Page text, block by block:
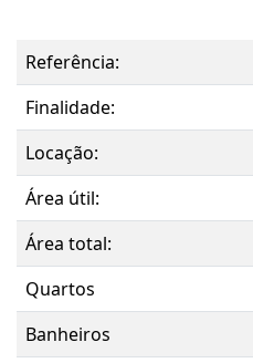
Referência:
Finalidade:
Locação:
Área útil:
Área total:
Quartos
Banheiros